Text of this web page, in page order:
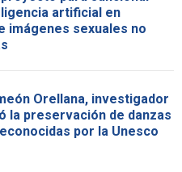
artificial en
imágenes sexuales no
Orellana, investigador
la preservación de danzas
por la Unesco